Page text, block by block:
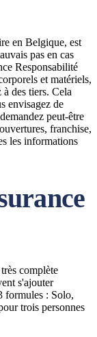
en Belgique, est
pas en cas
Responsabilité
et matériels,
des tiers. Cela
envisagez de
peut-être
franchise,
les informations
complète
s'ajouter
formules : Solo,
trois personnes